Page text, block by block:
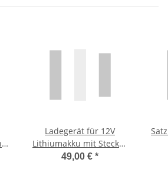
Ladegerät für 12V
Lithiumakku mit Stecker
rot/schwarz für Modell
49,00 € *